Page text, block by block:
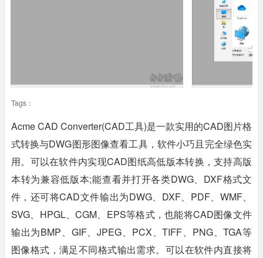
Tags：
Acme CAD Converter(CAD工具)是一款实用的CAD图片格
式转换与DWG图形图像查看工具，软件小巧且完全绿色实
用。可以在软件内实现CAD图纸高低版本转换，支持高版
本转为兼容低版本;能查看并打开各类DWG、DXF格式文
件，还可将CAD文件输出为DWG、DXF、PDF、WMF、
SVG、HPGL、CGM、EPS等格式，也能将CAD图像文件
输出为BMP、GIF、JPEG、PCX、TIFF、PNG、TGA等
图像格式，满足不同格式输出需求。可以在软件内直接将